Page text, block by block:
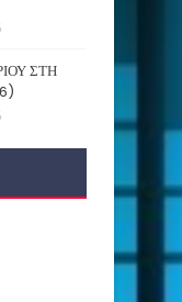
ΣΤΗ